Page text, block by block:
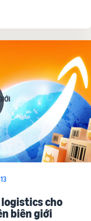
cho
biên giới